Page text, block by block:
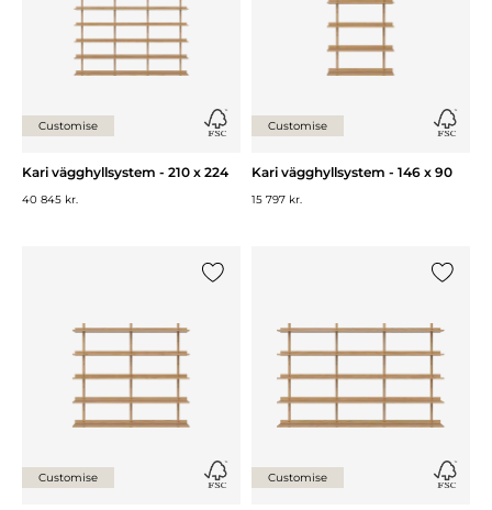
Customise
Kari vägghyllsystem - 210 x 224
40 845 kr.
Customise
Kari vägghyllsystem - 146 x 90
15 797 kr.
Customise Customise